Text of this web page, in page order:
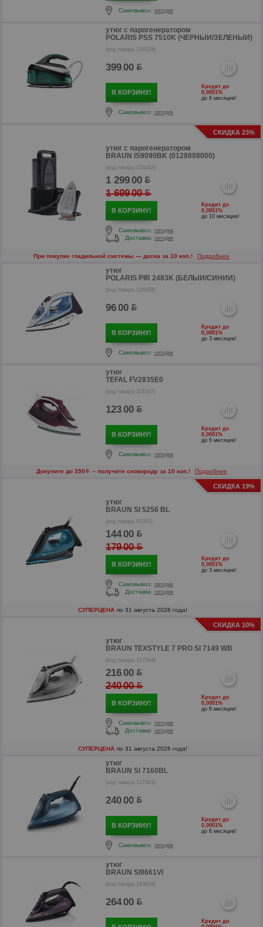
р
р
Самовывоз: сегодня
утюг с парогенератором
POLARIS PSS 7510K (ЧЕРНЫЙ/ЗЕЛЕНЫЙ)
(код товара 126329)
399.00
В КОРЗИНУ!
Кредит до
0,0001%
до 6 месяцев!
Самовывоз: сегодня
СКИДКА 23%
утюг с парогенератором
BRAUN IS9090BK (0128808000)
(код товара 154442)
1 299.00
1 699.00
В КОРЗИНУ!
Кредит до
0,0001%
до 10 месяцев!
Самовывоз: сегодня
Доставка: сегодня
При покупке гладильной системы — доска за 10 коп.! Подробнее
утюг
POLARIS PIR 2483K (БЕЛЫЙ/СИНИЙ)
(код товара 116458)
96.00
В КОРЗИНУ!
Кредит до
0,0001%
до 3 месяцев!
Самовывоз: сегодня
утюг
TEFAL FV2835E0
(код товара 119167)
123.00
В КОРЗИНУ!
Кредит до
0,0001%
до 6 месяцев!
Самовывоз: сегодня
Докупите до 350 – получите сковороду за 10 коп.! Подробнее
СКИДКА 19%
утюг
BRAUN SI 5256 BL
(код товара 91392)
144.00
179.00
В КОРЗИНУ!
Кредит до
0,0001%
до 3 месяцев!
Самовывоз: сегодня
Доставка: сегодня
СУПЕРЦЕНА по 31 августа 2026 года!
СКИДКА 10%
утюг
BRAUN TEXSTYLE 7 PRO SI 7149 WB
(код товара 127504)
216.00
240.00
В КОРЗИНУ!
Кредит до
0,0001%
до 6 месяцев!
Самовывоз: сегодня
Доставка: сегодня
СУПЕРЦЕНА по 31 августа 2026 года!
утюг
BRAUN SI 7160BL
(код товара 127501)
240.00
В КОРЗИНУ!
Кредит до
0,0001%
до 6 месяцев!
Самовывоз: сегодня
утюг
BRAUN SI9661VI
(код товара 143819)
264.00
Кредит до